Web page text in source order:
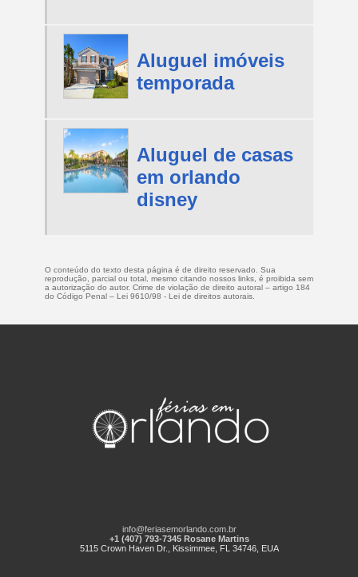
Aluguel imóveis
temporada
Aluguel de casas
em orlando
disney
O conteúdo do texto desta página é de direito reservado. Sua
reprodução, parcial ou total, mesmo citando nossos links, é proibida sem
a autorização do autor. Crime de violação de direito autoral – artigo 184
do Código Penal – Lei 9610/98 - Lei de direitos autorais
info@feriasemorlando.com.br
+1 (407) 793-7345 Rosane Martins
5115 Crown Haven Dr., Kissimmee, FL 34746, EUA